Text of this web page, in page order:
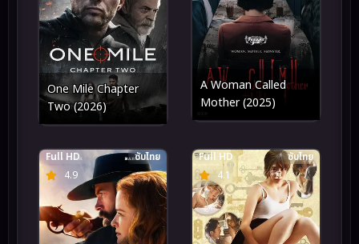
One Mile Chapter
Two (2026)
A Woman Called
Mother (2025)
4.9
Full HD ซับไทย
4.1
Full HD ซับไทย